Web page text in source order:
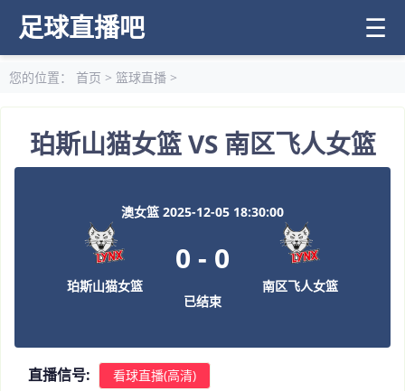
足球直播吧 ☰
您的位置： 首页 > 篮球直播 >
珀斯山猫女篮 VS 南区飞人女篮
澳女篮 2025-12-05 18:30:00
珀斯山猫女篮
0 - 0
已结束
南区飞人女篮
直播信号:
看球直播(高清)